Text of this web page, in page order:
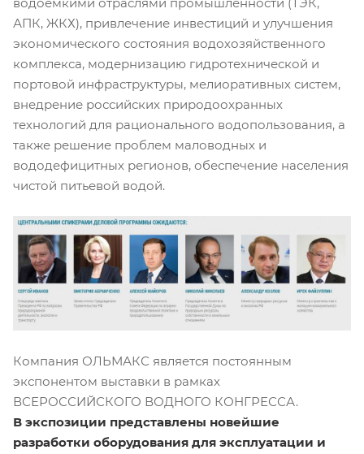
АПК, ЖКХ), привлечение инвестиций и улучшения
экономического состояния водохозяйственного
комплекса, модернизацию гидротехнической и
портовой инфраструктуры, мелиоративных систем,
внедрение российских природоохранных
технологий для рационального водопользования, а
также решение проблем маловодных и
вододефицитных регионов, обеспечение населения
чистой питьевой водой.
Компания ОЛЬМАКС является постоянным
экспонентом выставки в рамках
ВСЕРОССИЙСКОГО ВОДНОГО КОНГРЕССА.
В экспозиции представлены новейшие
разработки оборудования для эксплуатации и